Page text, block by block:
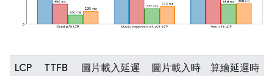
LCP
TTFB
圖片載入延遲
圖片載入時
算繪延遲時